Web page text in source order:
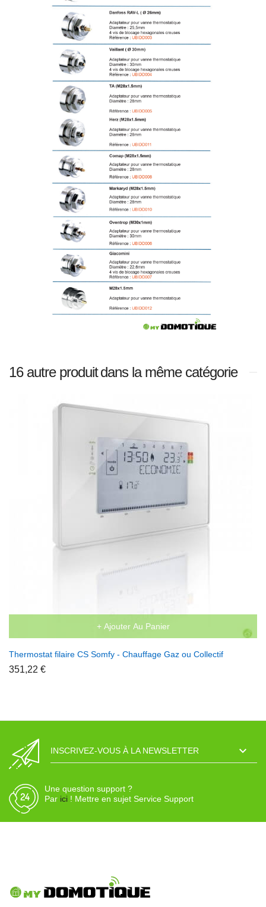
16 autre produitdans la même catégorie
+ Ajouter Au Panier
Thermostat filaire CS Somfy - Chauffage Gaz ou Collectif
351,22 €
INSCRIVEZ-VOUS À LA NEWSLETTER 
Une question support ?
Par ici ! Mettre en sujet Service Support